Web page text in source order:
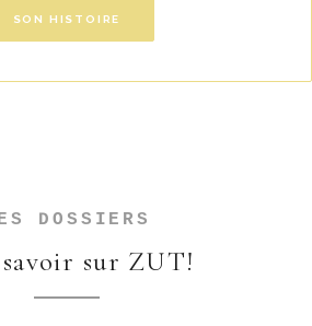
SON HISTOIRE
DOSSIERS
sur ZUT!